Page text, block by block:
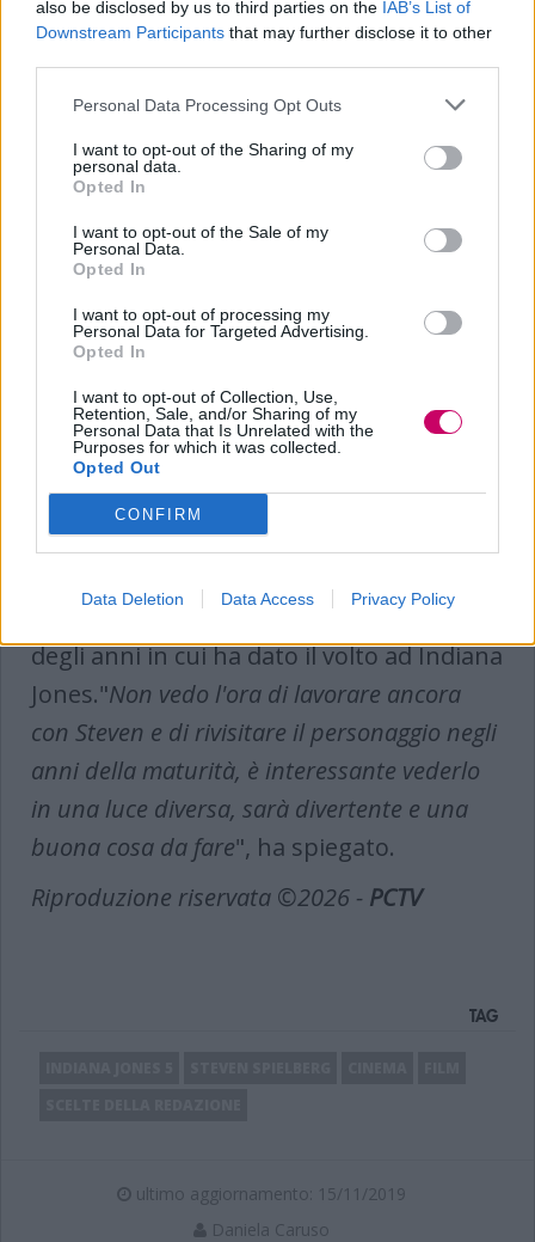
also be disclosed by us to third parties on the IAB’s List of
Downstream Participants that may further disclose it to other
Personal Data Processing Opt Outs
I want to opt-out of the Sharing of my
personal data.
Opted In
I want to opt-out of the Sale of my
Personal Data.
Opted In
I want to opt-out of processing my
Personal Data for Targeted Advertising.
Opted In
I want to opt-out of Collection, Use,
Retention, Sale, and/or Sharing of my
Personal Data that Is Unrelated with the
Purposes for which it was collected.
Opted Out
CONFIRM
Data Deletion Data Access Privacy Policy
remake diWest Side Story.
Indiana Jones 5, la trama: Harrison
Ford sarà nuovamente Indy?
Ancora non sappiamo molto del film, ma
Harrison Fordha inviato un cenno
ha fatto capire che avrebbe tenuto conto
degli anni in cui ha dato il volto ad Indiana
Jones."Non vedo l'ora di lavorare ancora
con Steven e di rivisitare il personaggio negli
anni della maturità, è interessante vederlo
in una luce diversa, sarà divertente e una
buona cosa da fare", ha spiegato.
Riproduzione riservata ©2026 - PCTV
TAG
ultimo aggiornamento: 15/11/2019
Daniela Caruso